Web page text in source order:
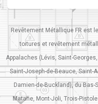
Revêtement Métallique FR est
toitures et revêtement
Appalaches (Lévis, Saint-
Saint-Joseph-de-Beauce, Saint-
Damien-de-Buckland), du Bas-
Matane, Mont-Joli, Trois-